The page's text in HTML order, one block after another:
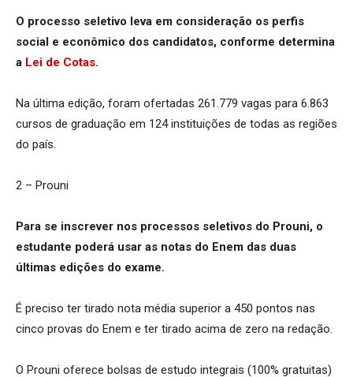
O processo seletivo leva em consideração os perfis
social e econômico dos candidatos, conforme determina
a Lei de Cotas.
Na última edição, foram ofertadas 261.779 vagas para 6.863
cursos de graduação em 124 instituições de todas as regiões
do país.
2 – Prouni
Para se inscrever nos processos seletivos do Prouni, o
estudante poderá usar as notas do Enem das duas
últimas edições do exame.
É preciso ter tirado nota média superior a 450 pontos nas
cinco provas do Enem e ter tirado acima de zero na redação.
O Prouni oferece bolsas de estudo integrais (100% gratuitas)